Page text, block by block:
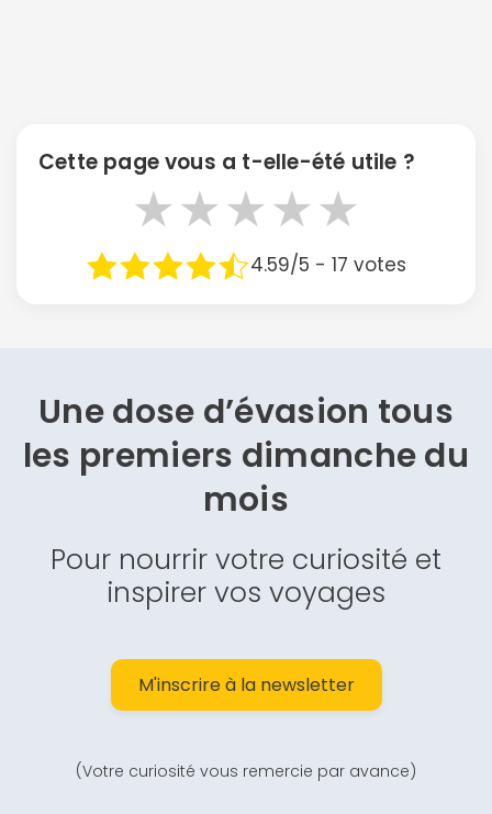
Cette page vous a t-elle-été utile ?
★
★
★
★
★
4.59/5 - 17 votes
Une dose d’évasion tous
les premiers dimanche du
mois
Pour nourrir votre curiosité et
inspirer vos voyages
M'inscrire à la newsletter
(Votre curiosité vous remercie par avance)